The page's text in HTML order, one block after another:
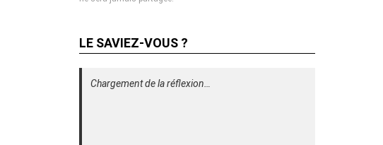
LE SAVIEZ-VOUS ?
Chargement de la réflexion…